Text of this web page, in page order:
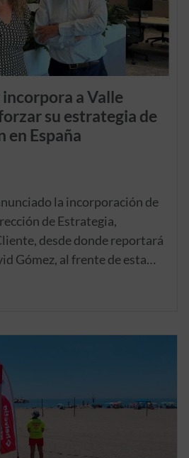
a Valle
su estrategia de
España
la incorporación de
de Estrategia,
desde donde reportará
Gómez, al frente de esta